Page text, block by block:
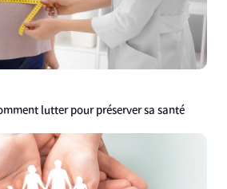
lutter pour préserver sa santé